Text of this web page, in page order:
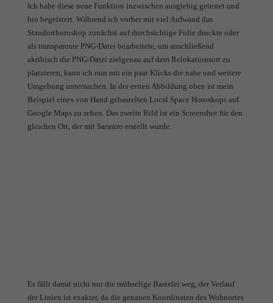
Ich habe diese neue Funktion inzwischen ausgiebig getestet und
bin begeistert. Während ich vorher mit viel Aufwand das
Standorthoroskop zunächst auf durchsichtige Folie druckte oder
als transparente PNG-Datei bearbeitete, um anschließend
akribisch die PNG-Datei zielgenau auf dem Relokationsort zu
platzieren, kann ich nun mit ein paar Klicks die nahe und weitere
Umgebung untersuchen. In der ersten Abbildung oben ist mein
Beispiel eines von Hand gebastelten Local Space Horoskops auf
Google Maps zu sehen. Das zweite Bild ist ein Screenshot für den
gleichen Ort, der mit Sarastro erstellt wurde.
Es fällt damit nicht nur die mühselige Bastelei weg, der Verlauf
der Linien ist exakter, da die genauen Koordinaten des Wohnortes